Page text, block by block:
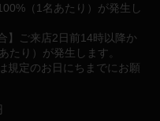
（1名あたり）が発生し
】ご来店2日前14時以降か
たり）が発生します。
規定のお日にちまでにお願